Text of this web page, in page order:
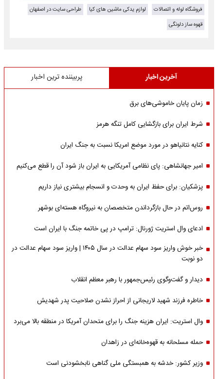
فروشگاه لوله و اتصالات
لوازم یدکی ماشین های کیا
طراحی سایت در اصفهان
قهوه ساز دلونگی
آخرین اخبار پربیننده ترین اخبار
زمان پایان خاموشی‌های برق
شرط ایران برای بازگشایی کامل تنگه هرمز
کنایه نتانیاهو در مورد موضع امریکا نسبت به جنگ ایران
امیر جهانشاهی: پای نظامی آمریکایی به ایران باز شود آن را قطع می‌کنیم
پزشکیان: برای حفظ ایران به وحدت و انسجام بیشتری نیاز داریم
روس‌اتم در حال بازگرداندن متخصصان به نیروگاه هسته‌ای بوشهر
ادعای وال استریت ژورنال: ترامپ در پی خاتمه جنگ با ایران است
خبر خوش واریز سود سهام عدالت در سال ۱۴۰۵ | واریز سود سهام عدالت در
دو نوبت
دیدار و گفت‌وگوی رئیس‌جمهور با رهبر معظم انقلاب
خاطره فرزند شهید لاریجانی از احراز نشدن صلاحیت پدر شهدیش
وال استریت: ایران هزینه جنگ را برای متحدان آمریکا در منطقه بالا می‌برد
حمله مسلحانه به قهوه‌خانه‌ای در زاهدان
وزیر کشور: خدشه به همبستگی ملی گناهی نابخشودنی است